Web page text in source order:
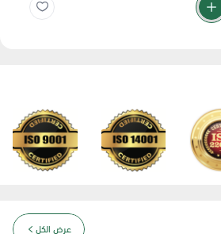
عرض الكل